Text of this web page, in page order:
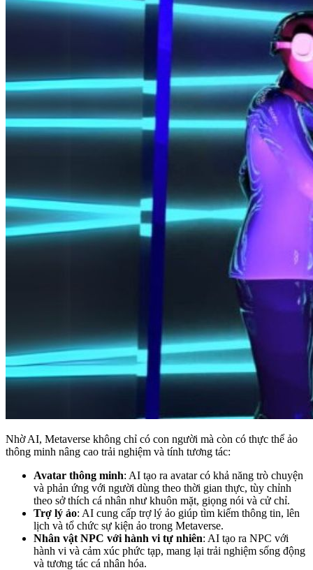
Nhờ AI, Metaverse không chỉ có con người mà còn có thực thể ảo
thông minh nâng cao trải nghiệm và tính tương tác:
Avatar thông minh: AI tạo ra avatar có khả năng trò chuyện
và phản ứng với người dùng theo thời gian thực, tùy chỉnh
theo sở thích cá nhân như khuôn mặt, giọng nói và cử chỉ.
Trợ lý ảo: AI cung cấp trợ lý ảo giúp tìm kiếm thông tin, lên
lịch và tổ chức sự kiện ảo trong Metaverse.
Nhân vật NPC với hành vi tự nhiên: AI tạo ra NPC với
hành vi và cảm xúc phức tạp, mang lại trải nghiệm sống động
và tương tác cá nhân hóa.